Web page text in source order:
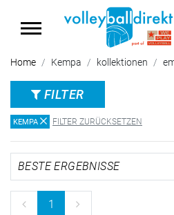
SUMMER SALE:
Home Kempa kollektionen
FILTER
KEMPA FILTER ZURÜCKSETZEN
1